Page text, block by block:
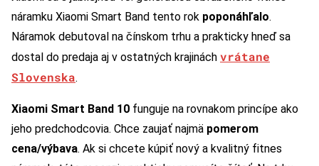
náramku Xiaomi Smart Band tento rok poponáhľalo.
Náramok debutoval na čínskom trhu a prakticky hneď sa
dostal do predaja aj v ostatných krajinách vrátane
Slovenska.
Xiaomi Smart Band 10 funguje na rovnakom princípe ako
jeho predchodcovia. Chce zaujať najmä pomerom
cena/výbava. Ak si chcete kúpiť nový a kvalitný fitnes